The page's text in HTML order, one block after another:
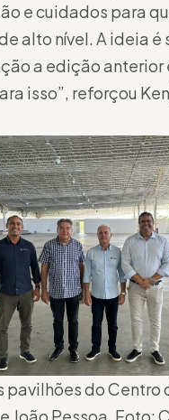
e cuidados para
alto nível. A ideia é
a edição anterior
isso”, reforçou
pavilhões do Centro